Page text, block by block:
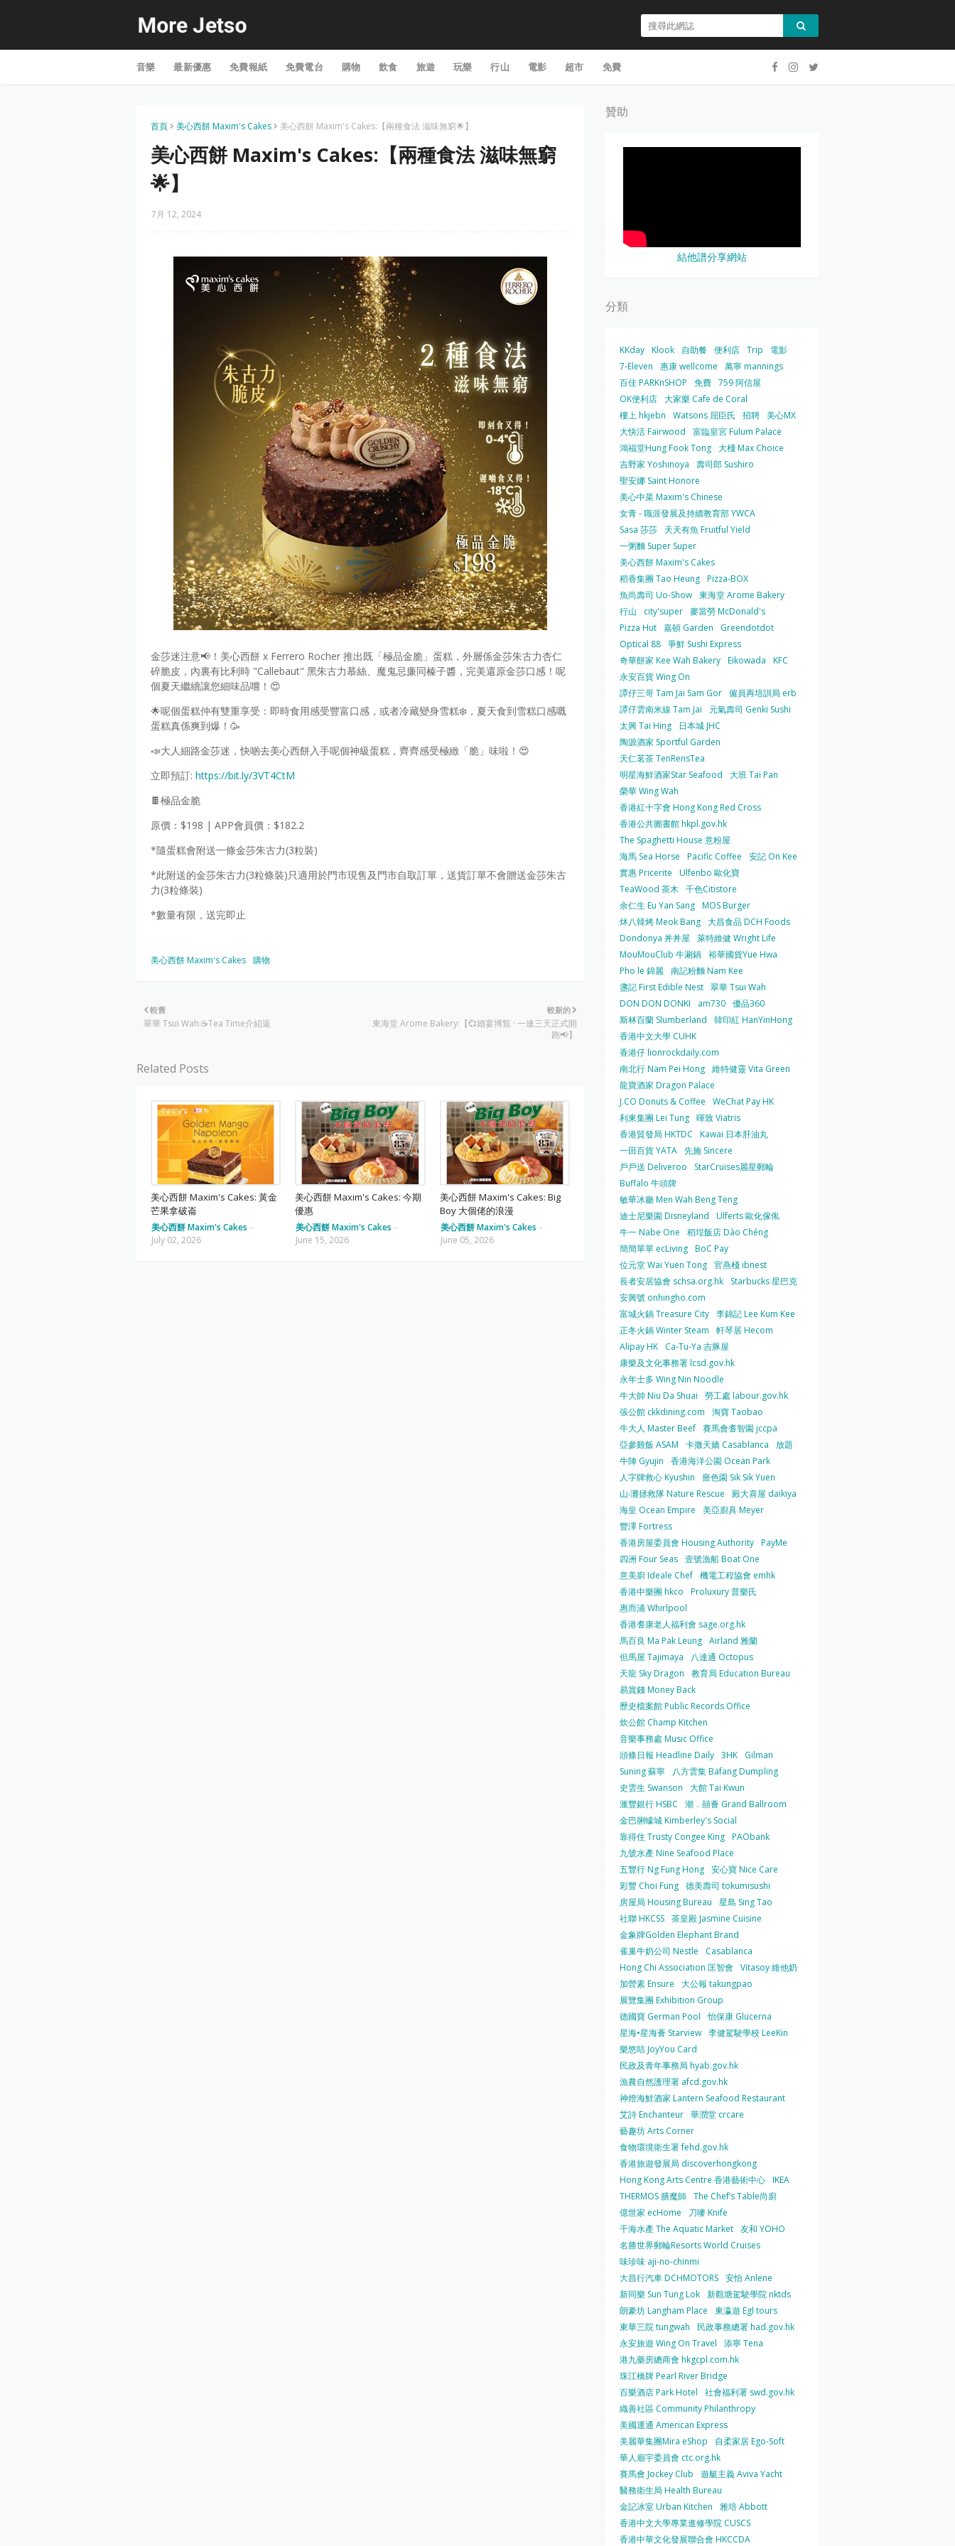
音樂 最新優惠 免費報紙 免費電台 購物 飲食 旅遊 玩樂 行山 電影 超市 免費
首頁 美心西餅 Maxim's Cakes 美心西餅 Maxim's Cakes:【兩種食法 滋味無窮🌟】
美心西餅 Maxim's Cakes:【兩種食法 滋味無窮
🌟】
7月 12, 2024
金莎迷注意📢！美心西餅 x Ferrero Rocher 推出既「極品金脆」蛋糕，外層係金莎朱古力杏仁
碎脆皮，內裏有比利時 "Callebaut" 黑朱古力慕絲、魔鬼忌廉同榛子醬，完美還原金莎口感！呢
個夏天繼續讓您細味品嚐！😍
🌟呢個蛋糕仲有雙重享受：即時食用感受豐富口感，或者冷藏變身雪糕❄️，夏天食到雪糕口感嘅
蛋糕真係爽到爆！🥳
📣大人細路金莎迷，快啲去美心西餅入手呢個神級蛋糕，齊齊感受極緻「脆」味啦！😍
立即預訂: https://bit.ly/3VT4CtM
🍫極品金脆
原價：$198 | APP會員價：$182.2
*隨蛋糕會附送一條金莎朱古力(3粒裝)
*此附送的金莎朱古力(3粒條裝)只適用於門市現售及門市自取訂單，送貨訂單不會贈送金莎朱古
力(3粒條裝)
*數量有限，送完即止
美心西餅 Maxim's Cakes 購物
較新的
東海堂 Arome Bakery:【💞婚宴博覧 · 一連三天正式開
跑📢】
較舊
翠華 Tsui Wah:☕️Tea Time介紹返
Related Posts
美心西餅 Maxim's Cakes: 黃金
芒果拿破崙
美心西餅 Maxim's Cakes -
July 02, 2026
美心西餅 Maxim's Cakes: 今期
優惠
美心西餅 Maxim's Cakes -
June 15, 2026
美心西餅 Maxim's Cakes: Big
Boy 大個佬的浪漫
美心西餅 Maxim's Cakes -
June 05, 2026
贊助
結他譜分享網站
分類
KKday Klook 自助餐 便利店 Trip
電影
7-Eleven
惠康 wellcome
萬寧 mannings
百佳 PARKnSHOP
免費 759 阿信屋
OK便利店 大家樂 Cafe de Coral
樓上 hkjebn
Watsons 屈臣氏 招聘 美心MX
大快活 Fairwood
富臨皇宮 Fulum Palace
鴻福堂Hung Fook Tong 大棧 Max Choice
吉野家 Yoshinoya
壽司郎 Sushiro
聖安娜 Saint Honore
美心中菜 Maxim's Chinese
女青 - 職涯發展及持續教育部 YWCA
Sasa 莎莎
天天有魚 Fruitful Yield
一粥麵 Super Super
美心西餅 Maxim's Cakes
稻香集團 Tao Heung Pizza-BOX
魚尚壽司 Uo-Show 東海堂 Arome Bakery
行山
city'super 麥當勞 McDonald's
Pizza Hut 嘉頓 Garden
Greendotdot
Optical 88 爭鮮 Sushi Express
奇華餅家 Kee Wah Bakery Eikowada
KFC
永安百貨 Wing On
譚仔三哥 Tam Jai Sam Gor 僱員再培訓局 erb
譚仔雲南米線 Tam Jai
元氣壽司 Genki Sushi
太興 Tai Hing
日本城 JHC
陶源酒家 Sportful Garden
天仁茗茶 TenRensTea
明星海鮮酒家Star Seafood
大班 Tai Pan
榮華 Wing Wah
香港紅十字會 Hong Kong Red Cross
香港公共圖書館 hkpl.gov.hk
The Spaghetti House 意粉屋
海馬 Sea Horse
Pacific Coffee
安記 On Kee
實惠 Pricerite
Ulfenbo 歐化寶
TeaWood 茶木 千色Citistore
余仁生 Eu Yan Sang MOS Burger
炑八韓烤 Meok Bang 大昌食品 DCH Foods
Dondonya 丼丼屋
萊特維健 Wright Life
MouMouClub 牛涮鍋 裕華國貨Yue Hwa
Pho le 錦麗 南記粉麵 Nam Kee
盞記 First Edible Nest 翠華 Tsui Wah
DON DON DONKI
am730 優品360
斯林百蘭 Slumberland
韓印紅 HanYinHong
香港中文大學 CUHK
香港仔 lionrockdaily.com
南北行 Nam Pei Hong 維特健靈 Vita Green
龍寶酒家 Dragon Palace
J.CO Donuts & Coffee
WeChat Pay HK
利東集團 Lei Tung 暉致 Viatris
香港貿發局 HKTDC
Kawai 日本肝油丸
一田百貨 YATA 先施 Sincere
戶戶送 Deliveroo
StarCruises麗星郵輪
Buffalo 牛頭牌
敏華冰廳 Men Wah Beng Teng
迪士尼樂園 Disneyland
Ulferts 歐化傢俬
牛一 Nabe One
稻埕飯店 Dào Chéng
簡簡單單 ecLiving BoC Pay
位元堂 Wai Yuen Tong 官燕棧 ibnest
長者安居協會 schsa.org.hk
Starbucks 星巴克
安興號 onhingho.com
富城火鍋 Treasure City 李錦記 Lee Kum Kee
正冬火鍋 Winter Steam
軒琴居 Hecom
Alipay HK
Ca-Tu-Ya 吉豚屋
康樂及文化事務署 lcsd.gov.hk
永年士多 Wing Nin Noodle
牛大帥 Niu Da Shuai
勞工處 labour.gov.hk
張公館 ckkdining.com
淘寶 Taobao
牛大人 Master Beef 賽馬會耆智園 jccpa
亞參雞飯 ASAM
卡撒天嬌 Casablanca
放題
牛陣 Gyujin
香港海洋公園 Ocean Park
人字牌救心 Kyushin
嗇色園 Sik Sik Yuen
山‧灘拯救隊 Nature Rescue
殿大喜屋 daikiya
海皇 Ocean Empire
美亞廚具 Meyer
豐澤 Fortress
香港房屋委員會 Housing Authority PayMe
四洲 Four Seas 壹號漁船 Boat One
意美廚 Ideale Chef 機電工程協會 emhk
香港中樂團 hkco
Proluxury 普樂氏
惠而浦 Whirlpool
香港耆康老人福利會 sage.org.hk
馬百良 Ma Pak Leung Airland 雅蘭
但馬屋 Tajimaya
八達通 Octopus
天龍 Sky Dragon
教育局 Education Bureau
易賞錢 Money Back
歷史檔案館 Public Records Office
炊公館 Champ Kitchen
音樂事務處 Music Office
頭條日報 Headline Daily 3HK
Gilman
Suning 蘇寧
八方雲集 Bafang Dumpling
史雲生 Swanson
大館 Tai Kwun
滙豐銀行 HSBC
潮．囍薈 Grand Ballroom
金巴脷蠔城 Kimberley's Social
靠得住 Trusty Congee King PAObank
九號水產 Nine Seafood Place
五豐行 Ng Fung Hong 安心寶 Nice Care
彩豐 Choi Fung 德美壽司 tokumisushi
房屋局 Housing Bureau
星島 Sing Tao
社聯 HKCSS 茶皇殿 Jasmine Cuisine
金象牌Golden Elephant Brand
雀巢牛奶公司 Nestle
Casablanca
Hong Chi Association 匡智會
Vitasoy 維他奶
加營素 Ensure
大公報 takungpao
展覽集團 Exhibition Group
德國寶 German Pool
怡保康 Glucerna
星海•星海薈 Starview 李健駕駛學校 LeeKin
樂悠咭 JoyYou Card
民政及青年事務局 hyab.gov.hk
漁農自然護理署 afcd.gov.hk
神燈海鮮酒家 Lantern Seafood Restaurant
艾詩 Enchanteur 華潤堂 crcare
藝趣坊 Arts Corner
食物環境衛生署 fehd.gov.hk
香港旅遊發展局 discoverhongkong
Hong Kong Arts Centre 香港藝術中心 IKEA
THERMOS 膳魔師 The Chef’s Table尚廚
億世家 ecHome
刀嘜 Knife
千海水產 The Aquatic Market 友和 YOHO
名勝世界郵輪Resorts World Cruises
味珍味 aji-no-chinmi
大昌行汽車 DCHMOTORS 安怡 Anlene
新同樂 Sun Tung Lok 新觀塘駕駛學院 nktds
朗豪坊 Langham Place
東瀛遊 Egl tours
東華三院 tungwah
民政事務總署 had.gov.hk
永安旅遊 Wing On Travel
添寧 Tena
港九藥房總商會 hkgcpl.com.hk
珠江橋牌 Pearl River Bridge
百樂酒店 Park Hotel
社會福利署 swd.gov.hk
織善社區 Community Philanthropy
美國運通 American Express
美麗華集團Mira eShop
自柔家居 Ego-Soft
華人廟宇委員會 ctc.org.hk
賽馬會 Jockey Club
遊艇主義 Aviva Yacht
醫務衛生局 Health Bureau
金記冰室 Urban Kitchen
雅培 Abbott
香港中文大學專業進修學院 CUSCS
香港中華文化發展聯合會 HKCCDA